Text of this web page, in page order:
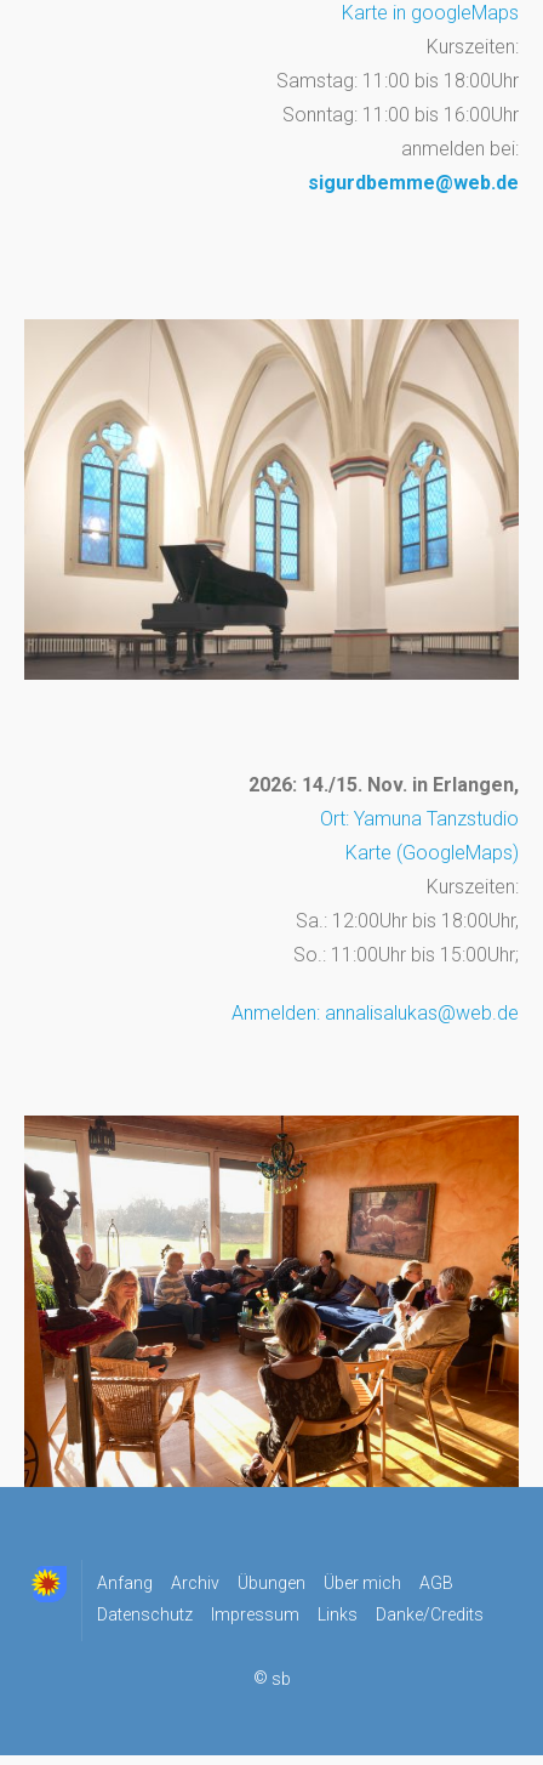
Karte in googleMaps
Kurszeiten:
Samstag: 11:00 bis 18:00Uhr
Sonntag: 11:00 bis 16:00Uhr
anmelden bei:
sigurdbemme@web.de
2026: 14./15. Nov. in Erlangen,
Ort: Yamuna Tanzstudio
Karte (GoogleMaps)
Kurszeiten:
Sa.: 12:00Uhr bis 18:00Uhr,
So.: 11:00Uhr bis 15:00Uhr;
Anmelden: annalisalukas@web.de
Anfang Archiv Übungen Über mich
AGB
Datenschutz
Impressum Links Danke/Credits
© sb